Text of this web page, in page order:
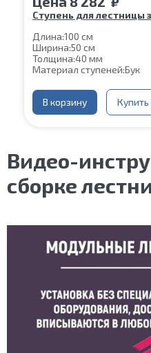
Ступень для лестницы
Длина:100 см
Ширина:50 см
Толщина:40 мм
Материал ступеней:Бук
В корзину Купить
Видео-
сборке